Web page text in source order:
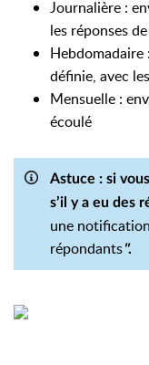
Journalière :
les réponses
Hebdomadaire
définie, avec
Mensuelle :
écoulé
Astuce : si
s’il y a eu des
une
répondants".